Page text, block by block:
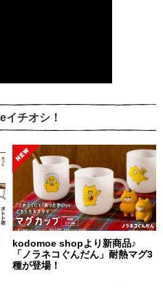
イチオシ！
kodomoe shopより新商品♪
「ノラネコぐんだん」耐熱マグ3
種が登場！